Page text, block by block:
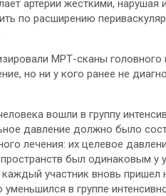
артерии жесткими,
по расширению
МРТ-сканы головного
но ни у кого ранее не
вошли в группу
давление должно было
лечения: их целевое
был одинаковым у
каждый участник вновь
уменьшился в группе